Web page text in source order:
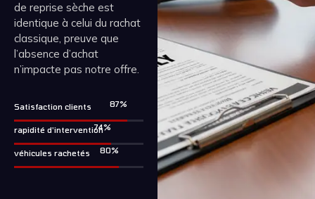
de reprise sèche est
identique à celui du rachat
classique, preuve que
l’absence d’achat
n’impacte pas notre offre.
Satisfaction clients 99
rapidité d'intervention 85
véhicules rachetés 92